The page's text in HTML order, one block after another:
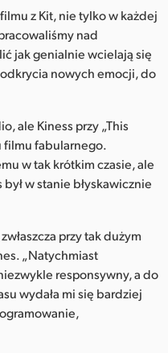
z Kit, nie tylko w każdej
nad
jak genialnie wcielają się
nowych emocji, do
ale Kiness przy „This
filmu fabularnego.
w tak krótkim czasie, ale
w stanie błyskawicznie
przy tak dużym
„Natychmiast
responsywny, a do
wydała mi się bardziej